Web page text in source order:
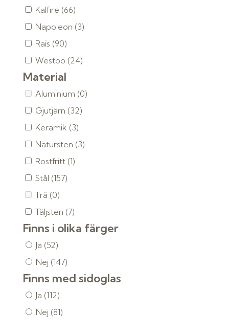
Kalfire (66)
Napoleon (3)
Rais (90)
Westbo (24)
Material
Aluminium (0)
Gjutjärn (32)
Keramik (3)
Natursten (3)
Rostfritt (1)
Stål (157)
Trä (0)
Täljsten (7)
Finns i olika färger
Ja (52)
Nej (147)
Finns med sidoglas
Ja (112)
Nej (81)